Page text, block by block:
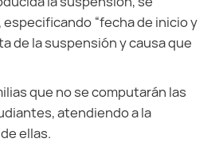
“fecha de inicio y
de la suspensión y causa que
que no se computarán las
atendiendo a la
ellas.